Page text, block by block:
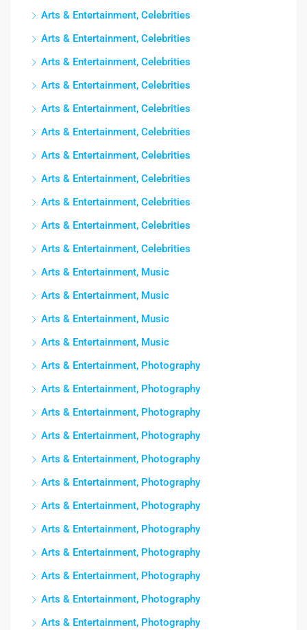
Arts & Entertainment, Celebrities
Arts & Entertainment, Celebrities
Arts & Entertainment, Celebrities
Arts & Entertainment, Celebrities
Arts & Entertainment, Celebrities
Arts & Entertainment, Celebrities
Arts & Entertainment, Celebrities
Arts & Entertainment, Celebrities
Arts & Entertainment, Celebrities
Arts & Entertainment, Celebrities
Arts & Entertainment, Celebrities
Arts & Entertainment, Music
Arts & Entertainment, Music
Arts & Entertainment, Music
Arts & Entertainment, Music
Arts & Entertainment, Photography
Arts & Entertainment, Photography
Arts & Entertainment, Photography
Arts & Entertainment, Photography
Arts & Entertainment, Photography
Arts & Entertainment, Photography
Arts & Entertainment, Photography
Arts & Entertainment, Photography
Arts & Entertainment, Photography
Arts & Entertainment, Photography
Arts & Entertainment, Photography
Arts & Entertainment, Photography